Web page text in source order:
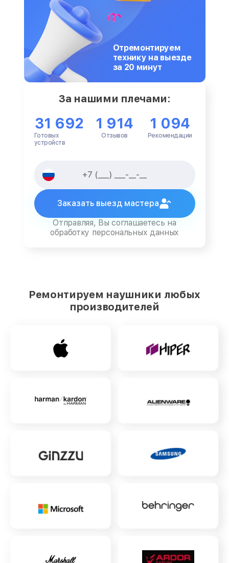
Отремонтируем
технику на выезде
за 20 минут
За нашими плечами:
31 692
Готовых
устройств
1 914
Отзывов
1 094
Рекомендации
Заказать выезд мастера
Отправляя, Вы соглашаетесь на
обработку персональных данных
Ремонтируем наушники любых
производителей